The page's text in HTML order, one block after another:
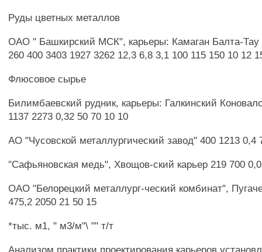
Руды цветных металлов
ОАО " Башкирский МСК", карьеры: Камаган Балта-
260 400 3403 1927 3262 12,3 6,8 3,1 100 115 150 10 12
Флюсовое сырье
Билимбаевский рудник, карьеры: Галкинский
1137 2273 0,32 50 70 10 10
АО "Чусовской металлургический завод" 400 1213 0,4
"Сафьяновская медь", Хвощов-ский карьер 219 700
ОАО "Белорецкий металлург-ческий комбинат",
475,2 2050 21 50 15
*тыс. м1, " м3/м"\ "" т/т
Анализом практики проектирования карьеров